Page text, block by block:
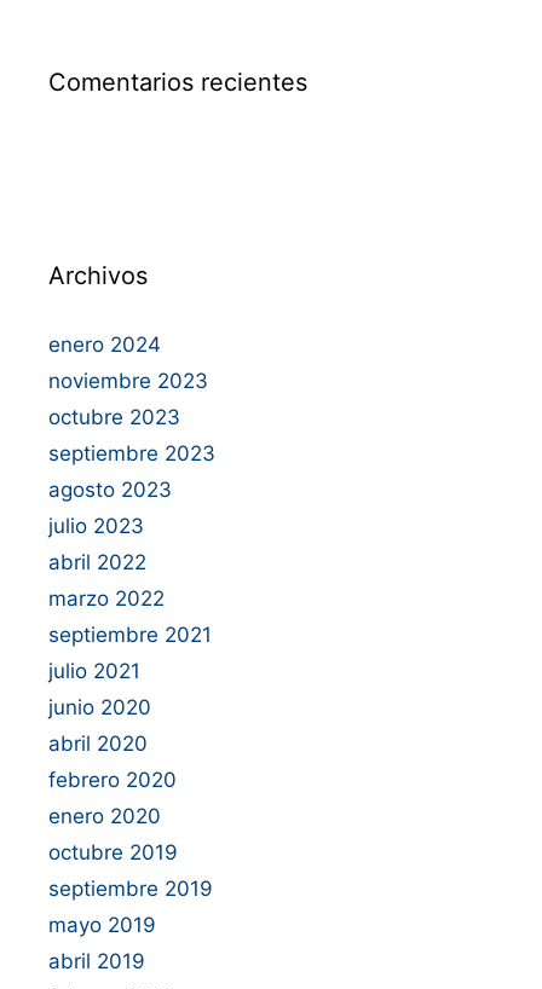
Comentarios recientes
Archivos
enero 2024
noviembre 2023
octubre 2023
septiembre 2023
agosto 2023
julio 2023
abril 2022
marzo 2022
septiembre 2021
julio 2021
junio 2020
abril 2020
febrero 2020
enero 2020
octubre 2019
septiembre 2019
mayo 2019
abril 2019